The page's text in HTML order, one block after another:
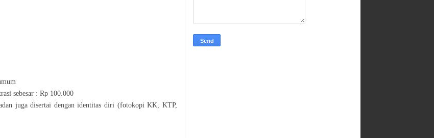
sebesar : Rp 100.000
juga disertai dengan identitas diri (fotokopi KK, KTP,